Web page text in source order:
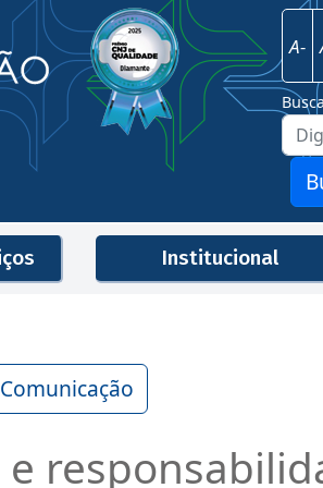
Justiça Federal - 2ª Região
Imagem
A-
Institucional
Comunicação